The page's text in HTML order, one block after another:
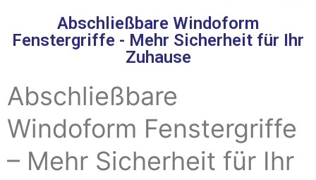
Abschließbare Windoform
Fenstergriffe - Mehr Sicherheit für Ihr
Zuhause
Abschließbare
Windoform Fenstergriffe
– Mehr Sicherheit für Ihr